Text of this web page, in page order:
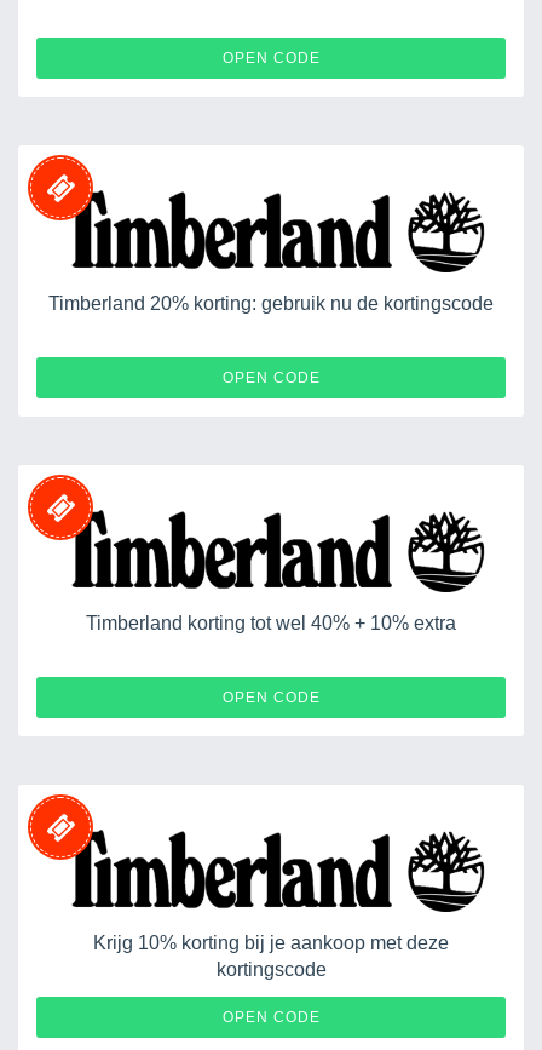
OPEN CODEAFFTBLSNKRFRK
Timberland 20% korting: gebruik nu de kortingscode
OPEN CODE
Timberland korting tot wel 40% + 10% extra
OPEN CODE
Krijg 10% korting bij je aankoop met deze
kortingscode
OPEN CODE